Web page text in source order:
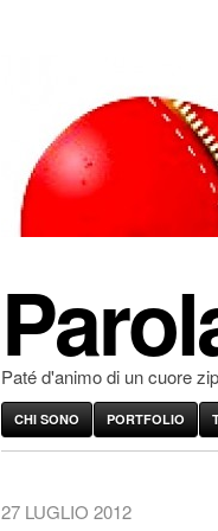
Paté d'animo di un cuore
CHI SONO PORTFOLIO
27 LUGLIO 2012